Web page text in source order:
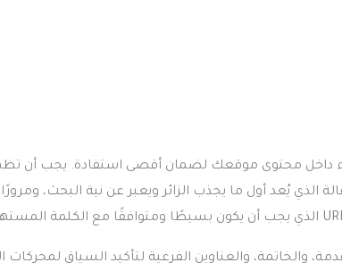
داخل محتوى موقعك لضمان أقصى استفادة. يجب أن
يُعد أول ما يجذب الزائر ويعبر عن نية البحث، ومرورًا
والخاتمة، والعناوين الفرعية لتأكيد السياق لمحركات